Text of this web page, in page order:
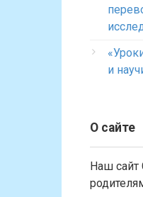
и
О сайте
Наш сайт